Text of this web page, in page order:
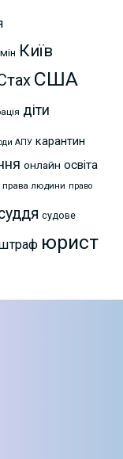
Київ
США
діти
АПУ карантин
онлайн освіта
права людини право
судове
юрист